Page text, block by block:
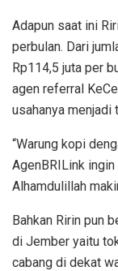
Adapun saat ini
perbulan. Dari
Rp114,5 juta per
agen referral
usahanya menjadi
“Warung kopi
AgenBRILink
Alhamdulillah
Bahkan Ririn pun
di Jember yaitu
cabang di dekat